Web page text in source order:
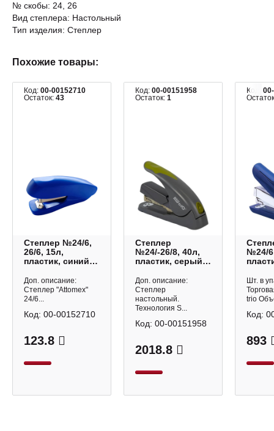
№ скобы: 24, 26
Вид степлера: Настольный
Тип изделия: Степлер
Похожие товары:
Код: 00-00152710
Остаток: 43
Степлер №24/6,
26/6, 15л,
пластик, синий
Доп. описание:
Степлер "Attomex"
24/6...
123.8
Код: 00-00152710
Код: 00-00151958
Остаток: 1
Степлер
№24/-26/8, 40л,
пластик, серый
KW-trio
Доп. описание:
Степлер
настольный.
Технология S...
2018.8
Код: 00-00151958
Код:
№24/
Mini
Шт. в
trio
893
Код: